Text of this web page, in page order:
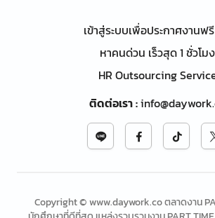
เข้าสู่ระบบเพื่อประกาศงานฟรี
หาคนด่วน เร็วสุด 1 ชั่วโมง
HR Outsourcing
ติดต่อเรา:
Copyright © www.daywork.co ตลาดงาน